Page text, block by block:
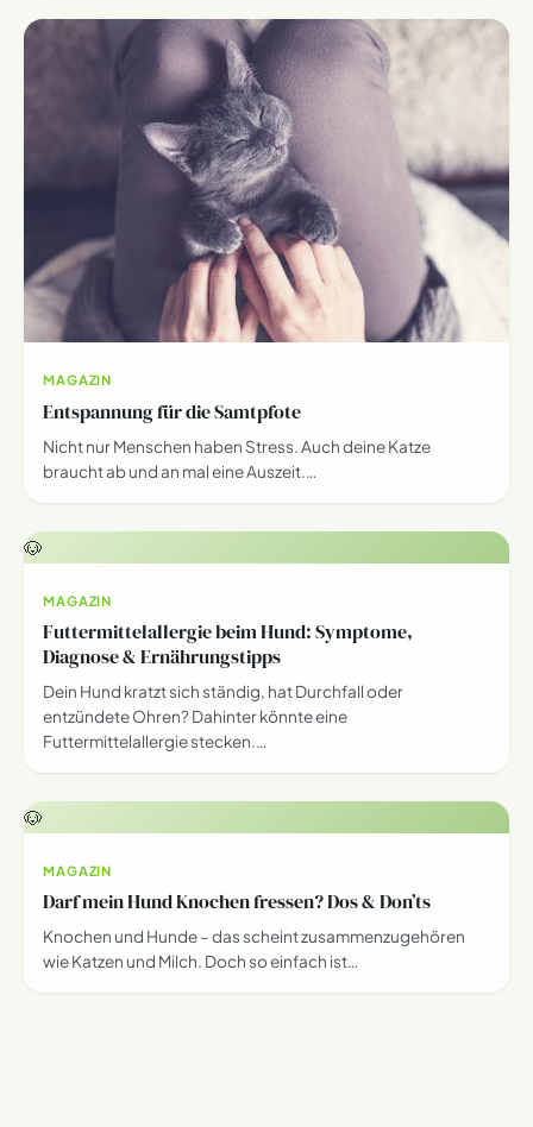
MAGAZIN
Entspannung für die Samtpfote
Nicht nur Menschen haben Stress. Auch deine Katze
braucht ab und an mal eine Auszeit.…
🐶
MAGAZIN
Futtermittelallergie beim Hund: Symptome,
Diagnose & Ernährungstipps
Dein Hund kratzt sich ständig, hat Durchfall oder
entzündete Ohren? Dahinter könnte eine
Futtermittelallergie stecken.…
🐶
MAGAZIN
Darf mein Hund Knochen fressen? Dos & Don’ts
Knochen und Hunde – das scheint zusammenzugehören
wie Katzen und Milch. Doch so einfach ist…